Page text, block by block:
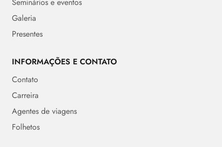
Galeria
Presentes
INFORMAÇÕES E CONTATO
Contato
Carreira
Agentes de viagens
Folhetos